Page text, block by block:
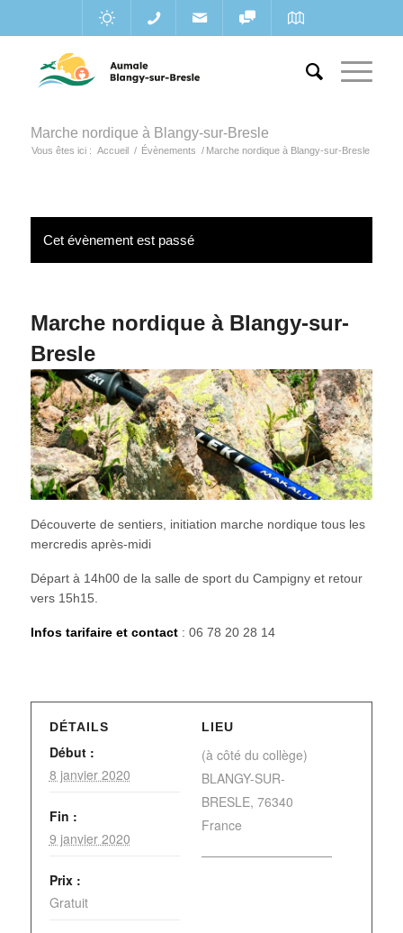
Marche nordique à Blangy-sur-Bresle
Vous êtes ici : Accueil / Évènements / Marche nordique à Blangy-sur-Bresle
Cet évènement est passé
Marche nordique à Blangy-sur-
Bresle
Découverte de sentiers, initiation marche nordique tous les
mercredis après-midi
Départ à 14h00 de la salle de sport du Campigny et retour
vers 15h15.
Infos tarifaire et contact: 06 78 20 28 14
DÉTAILS
Début :
8 janvier 2020
Fin :
9 janvier 2020
Prix :
Gratuit
LIEU
(à côté du collège)
BLANGY-SUR-
BRESLE, 76340
France